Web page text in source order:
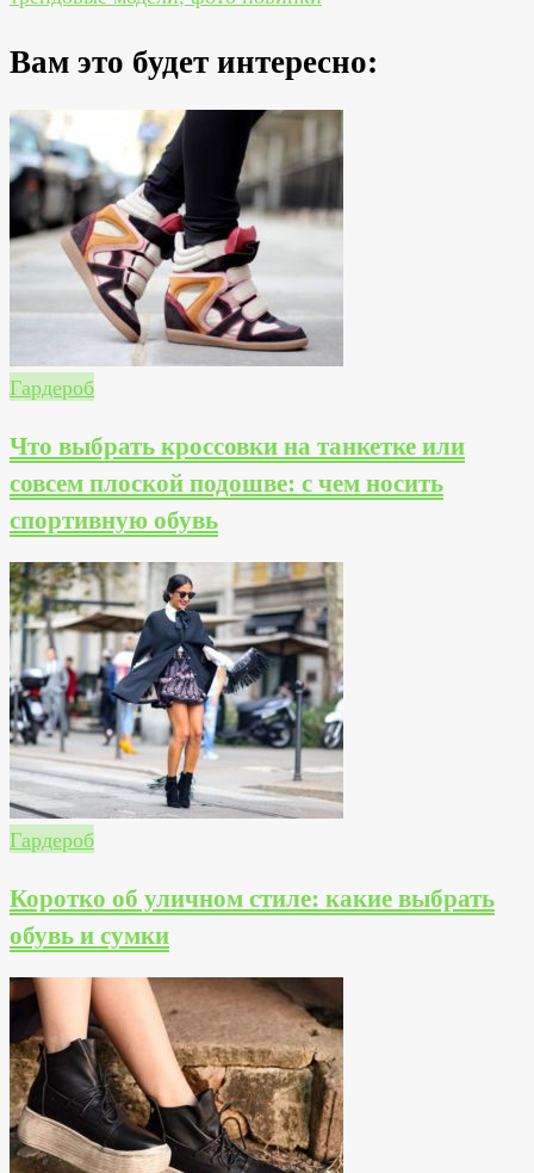
записям
Вам это будет интересно:
Гардероб
Что выбрать кроссовки на танкетке или
совсем плоской подошве: с чем носить
спортивную обувь
Гардероб
Коротко об уличном стиле: какие выбрать
обувь и сумки